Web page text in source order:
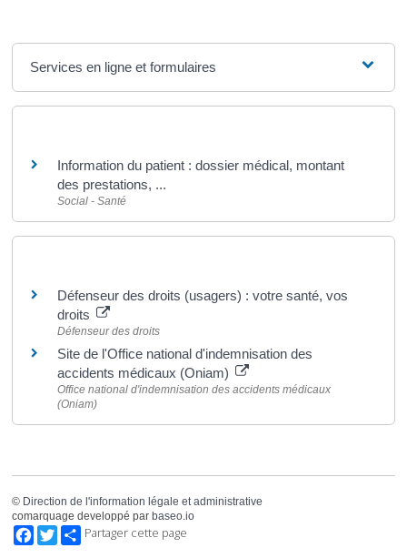
Services en ligne et formulaires
Information du patient : dossier médical, montant
des prestations, ...
Social - Santé
Défenseur des droits (usagers) : votre santé, vos
droits
Défenseur des droits
Site de l'Office national d'indemnisation des
accidents médicaux (Oniam)
Office national d'indemnisation des accidents médicaux
(Oniam)
© Direction de l'information légale et administrative
comarquage developpé par baseo.io
FacebookTwitterPartager cette page